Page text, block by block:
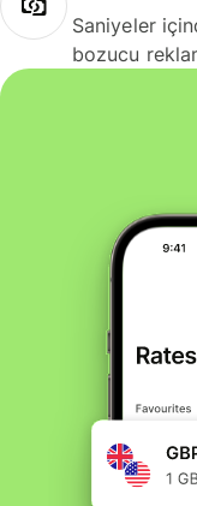
Saniyeler
bozucu